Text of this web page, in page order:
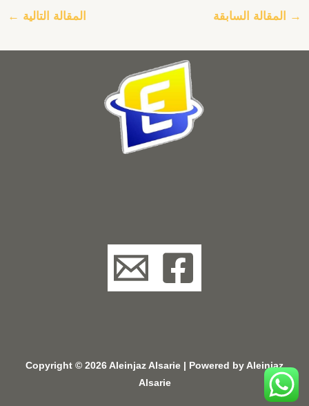
→ المقالة السابقة المقالة التالية ←
Copyright © 2026 Aleinjaz Alsarie | Powered by Aleinjaz
Alsarie